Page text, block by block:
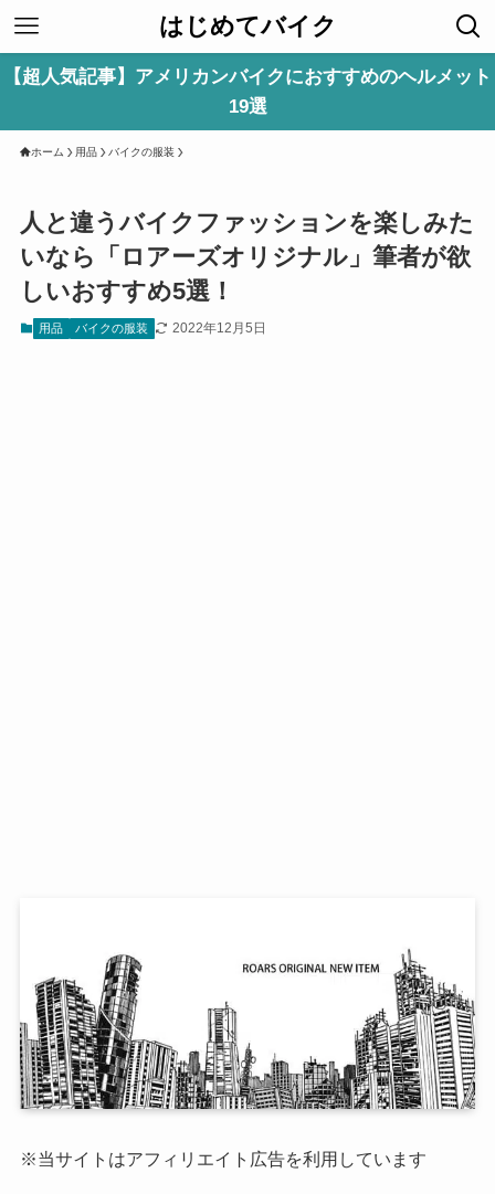
はじめてバイク
【超人気記事】アメリカンバイクにおすすめのヘルメット
19選
ホーム 用品 バイクの服装
人と違うバイクファッションを楽しみた
いなら「ロアーズオリジナル」筆者が欲
しいおすすめ5選！
用品 バイクの服装 2022年12月5日
※当サイトはアフィリエイト広告を利用しています